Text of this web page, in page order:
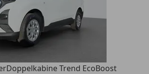
Doppelkabine Trend EcoBoost